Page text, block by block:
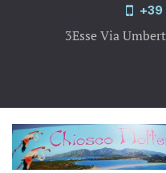
3Esse Via